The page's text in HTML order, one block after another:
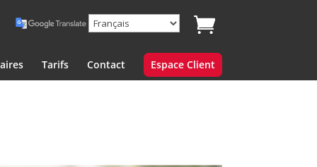
Tarifs Contact Espace Client